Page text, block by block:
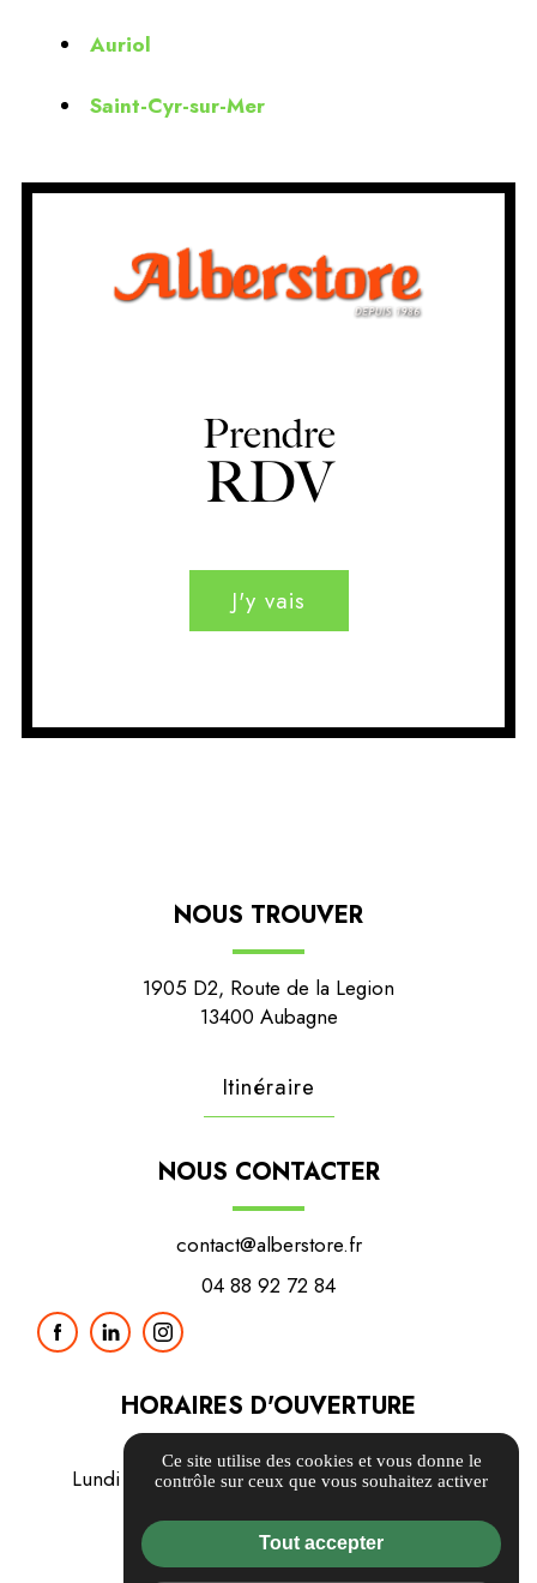
Auriol
Saint-Cyr-sur-Mer
Prendre
RDV
J'y vais
NOUS TROUVER
1905 D2, Route de la Legion
13400 Aubagne
Itinéraire
NOUS CONTACTER
contact@alberstore.fr
04 88 92 72 84
HORAIRES D'OUVERTURE
Lundi / Mardi / Mercredi / Jeudi / Vendredi
Samedi / Dimanche
Fermé
Ce site utilise des cookies et vous donne le
contrôle sur ceux que vous souhaitez activer
Tout accepter